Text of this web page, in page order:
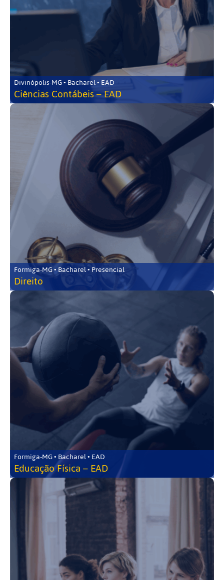
Divinópolis-MG • Bacharel • EAD
Ciências Contábeis – EAD
Formiga-MG • Bacharel • Presencial
Direito
Formiga-MG • Bacharel • EAD
Educação Física – EAD